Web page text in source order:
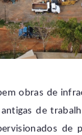
obras de
de
de